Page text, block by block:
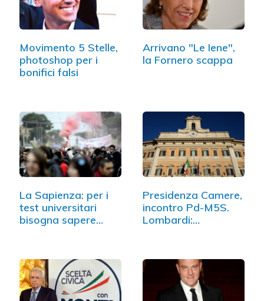
Movimento 5 Stelle,
photoshop per i
bonifici falsi
Arrivano "Le Iene",
la Fornero scappa
La Sapienza: per i
test universitari
bisogna sapere…
Presidenza Camere,
incontro Pd-M5S.
Lombardi:…